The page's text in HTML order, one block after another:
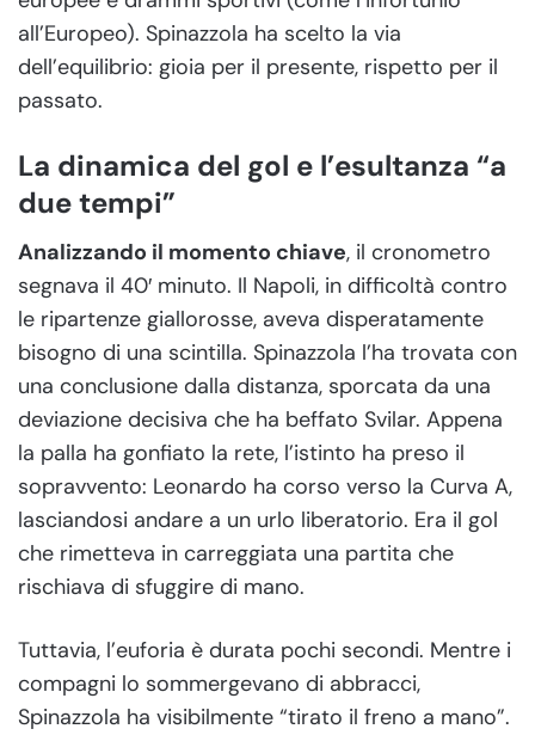
all’Europeo). Spinazzola ha scelto la via
dell’equilibrio: gioia per il presente, rispetto per il
passato.
La dinamica del gol e l’esultanza “a
due tempi”
Analizzando il momento chiave, il cronometro
segnava il 40′ minuto. Il Napoli, in difficoltà contro
le ripartenze giallorosse, aveva disperatamente
bisogno di una scintilla. Spinazzola l’ha trovata con
una conclusione dalla distanza, sporcata da una
deviazione decisiva che ha beffato Svilar. Appena
la palla ha gonfiato la rete, l’istinto ha preso il
sopravvento: Leonardo ha corso verso la Curva A,
lasciandosi andare a un urlo liberatorio. Era il gol
che rimetteva in carreggiata una partita che
rischiava di sfuggire di mano.
Tuttavia, l’euforia è durata pochi secondi. Mentre i
compagni lo sommergevano di abbracci,
Spinazzola ha visibilmente “tirato il freno a mano”.